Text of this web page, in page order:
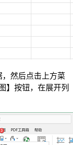
，然后点击上方菜
】按钮，在展开列